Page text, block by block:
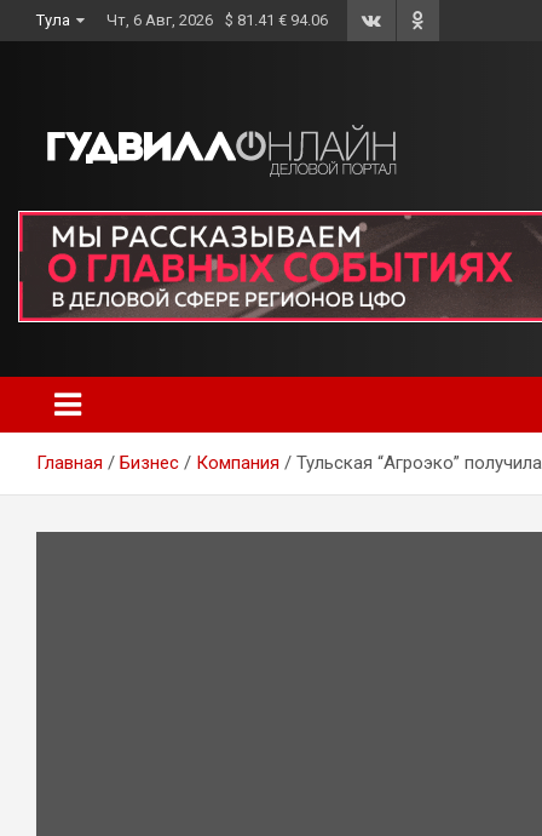
to
Тула Чт, 6 Авг, 2026 $ 81.41 € 94.06
Главная Бизнес Компания Тульская “Агроэко”